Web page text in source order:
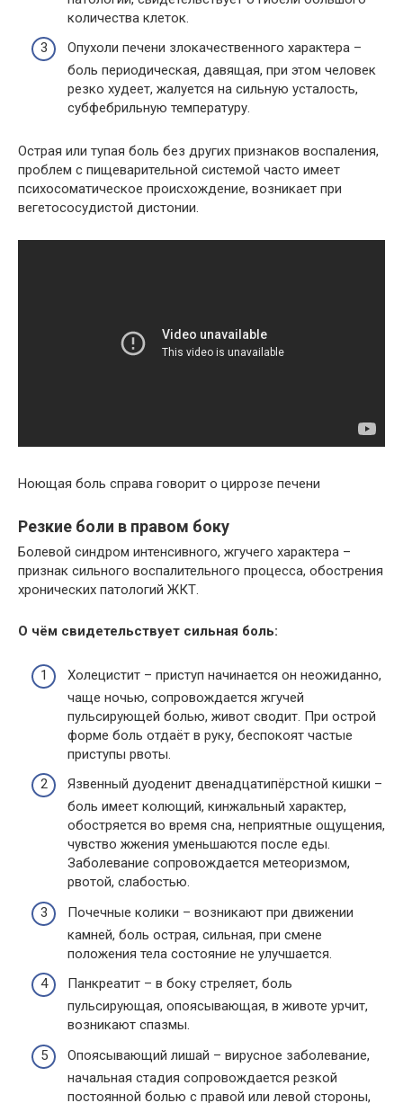
количества клеток.
Опухоли печени злокачественного характера –
боль периодическая, давящая, при этом человек
резко худеет, жалуется на сильную усталость,
субфебрильную температуру.
Острая или тупая боль без других признаков воспаления,
проблем с пищеварительной системой часто имеет
психосоматическое происхождение, возникает при
вегетососудистой дистонии.
Ноющая боль справа говорит о циррозе печени
Резкие боли в правом боку
Болевой синдром интенсивного, жгучего характера –
признак сильного воспалительного процесса, обострения
хронических патологий ЖКТ.
О чём свидетельствует сильная боль:
Холецистит – приступ начинается он неожиданно,
чаще ночью, сопровождается жгучей
пульсирующей болью, живот сводит. При острой
форме боль отдаёт в руку, беспокоят частые
приступы рвоты.
Язвенный дуоденит двенадцатипёрстной кишки –
боль имеет колющий, кинжальный характер,
обостряется во время сна, неприятные ощущения,
чувство жжения уменьшаются после еды.
Заболевание сопровождается метеоризмом,
рвотой, слабостью.
Почечные колики – возникают при движении
камней, боль острая, сильная, при смене
положения тела состояние не улучшается.
Панкреатит – в боку стреляет, боль
пульсирующая, опоясывающая, в животе урчит,
возникают спазмы.
Опоясывающий лишай – вирусное заболевание,
начальная стадия сопровождается резкой
постоянной болью с правой или левой стороны,